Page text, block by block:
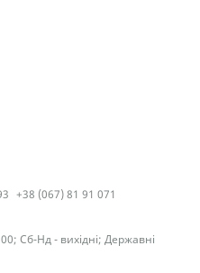
+38 (067) 81 91 071
Сб-Нд - вихідні; Державні